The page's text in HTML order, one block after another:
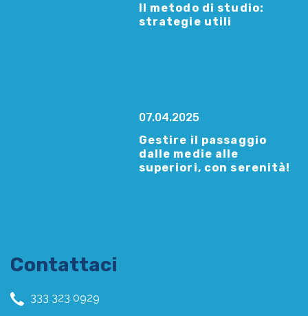
Il metodo di studio:
strategie utili
07.04.2025
Gestire il passaggio
dalle medie alle
superiori, con serenità!
Contattaci
333 323 0929